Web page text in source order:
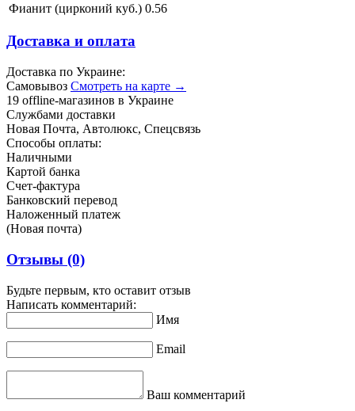
Фианит (цирконий куб.) 0.56
Доставка и оплата
Доставка по Украине:
Самовывоз Смотреть на карте →
19 offline-магазинов в Украине
Службами доставки
Новая Почта, Автолюкс, Спецсвязь
Способы оплаты:
Наличными
Картой банка
Счет-фактура
Банковский перевод
Наложенный платеж
(Новая почта)
Отзывы (0)
Будьте первым, кто оставит отзыв
Написать комментарий:
Имя
Email
Ваш комментарий